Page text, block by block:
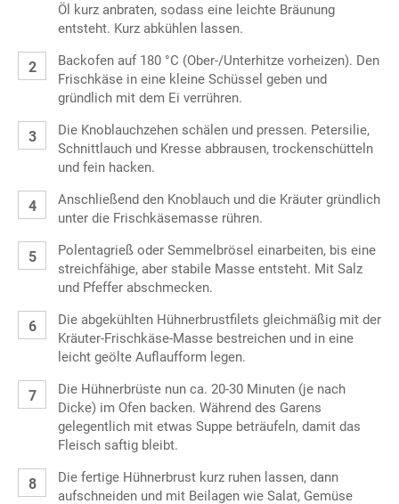
Öl kurz anbraten, sodass eine leichte Bräunung
entsteht. Kurz abkühlen lassen.
Backofen auf 180 °C (Ober-/Unterhitze vorheizen). Den
Frischkäse in eine kleine Schüssel geben und
gründlich mit dem Ei verrühren.
Die Knoblauchzehen schälen und pressen. Petersilie,
Schnittlauch und Kresse abbrausen, trockenschütteln
und fein hacken.
Anschließend den Knoblauch und die Kräuter gründlich
unter die Frischkäsemasse rühren.
Polentagrieß oder Semmelbrösel einarbeiten, bis eine
streichfähige, aber stabile Masse entsteht. Mit Salz
und Pfeffer abschmecken.
Die abgekühlten Hühnerbrustfilets gleichmäßig mit der
Kräuter-Frischkäse-Masse bestreichen und in eine
leicht geölte Auflaufform legen.
Die Hühnerbrüste nun ca. 20-30 Minuten (je nach
Dicke) im Ofen backen. Während des Garens
gelegentlich mit etwas Suppe beträufeln, damit das
Fleisch saftig bleibt.
Die fertige Hühnerbrust kurz ruhen lassen, dann
aufschneiden und mit Beilagen wie Salat, Gemüse